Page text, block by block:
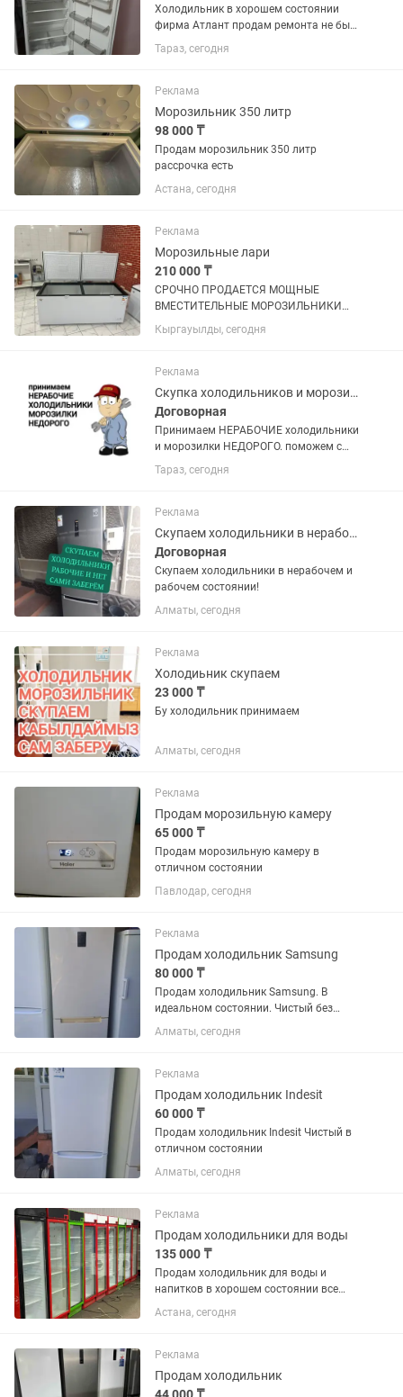
Холодильник в хорошем состоянии
фирма Атлант продам ремонта не был
всё работает торг на месте
Тараз, сегодня
Реклама
Морозильник 350 литр
98 000 ₸
Продам морозильник 350 литр
рассрочка есть
Астана, сегодня
Реклама
Морозильные лари
210 000 ₸
СРОЧНО ПРОДАЕТСЯ МОЩНЫЕ
ВМЕСТИТЕЛЬНЫЕ МОРОЗИЛЬНИКИ
ОБЪЕМ 600 л, покупали по 320.000 тг
продаем срочно по 210.000 тг,
упустите такие вкусные цены !
Кыргауылды, сегодня
Реклама
Скупка холодильников и морозилок
Договорная
Принимаем НЕРАБОЧИЕ холодильники
и морозилки НЕДОРОГО. поможем с
утилизацией и выноса с этажей старой
техники.
Тараз, сегодня
Реклама
Скупаем холодильники в нерабочем и рабочем состоянии!
Договорная
Скупаем холодильники в нерабочем и
рабочем состоянии!
Алматы, сегодня
Реклама
Холодиьник скупаем
23 000 ₸
Бу холодильник принимаем
Алматы, сегодня
Реклама
Продам морозильную камеру
65 000 ₸
Продам морозильную камеру в
отличном состоянии
Павлодар, сегодня
Реклама
Продам холодильник Samsung
80 000 ₸
Продам холодильник Samsung. В
идеальном состоянии. Чистый без
запахов резинки целые. Возможно
доставка
Алматы, сегодня
Реклама
Продам холодильник Indesit
60 000 ₸
Продам холодильник Indesit Чистый в
отличном состоянии
Алматы, сегодня
Реклама
Продам холодильники для воды
135 000 ₸
Продам холодильник для воды и
напитков в хорошем состоянии все
работает без дефектов
Астана, сегодня
Реклама
Продам холодильник